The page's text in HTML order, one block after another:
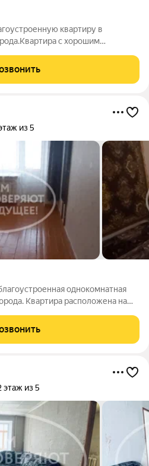
квартиру в
с хорошим
сток).Частично
новые стеклопакеты,балкон не
из 5
однокомнатная
Квартира расположена на
Установлены приборы учета
этаж из 5